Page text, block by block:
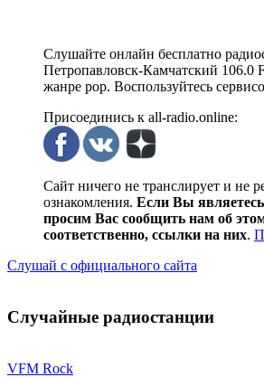
Слушайте онлайн бесплатно
Петропавловск-Камчатский 106.0
жанре pop. Воспользуйтесь
Присоединись к all-radio.online:
Сайт ничего не транслирует и не
ознакомления. Если Вы
просим Вас сообщить нам об
соответственно, ссылки на них.
Слушай с официального сайта
Случайные радиостанции
VFM Rock